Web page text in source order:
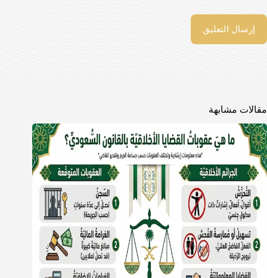
إرسال التعليق
مقالات مشابهة